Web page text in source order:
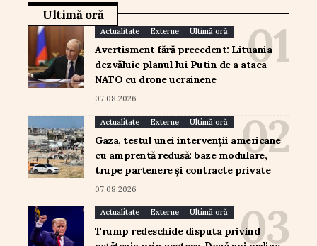
Ultimă oră
Actualitate Externe Ultimă oră
Avertisment fără precedent: Lituania
dezvăluie planul lui Putin de a ataca
NATO cu drone ucrainene
07.08.2026
Actualitate Externe Ultimă oră
Gaza, testul unei intervenții americane
cu amprentă redusă: baze modulare,
trupe partenere și contracte private
07.08.2026
Actualitate Externe Ultimă oră
Trump redeschide disputa privind